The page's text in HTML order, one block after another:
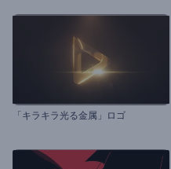
「キラキラ光る金属」ロゴ